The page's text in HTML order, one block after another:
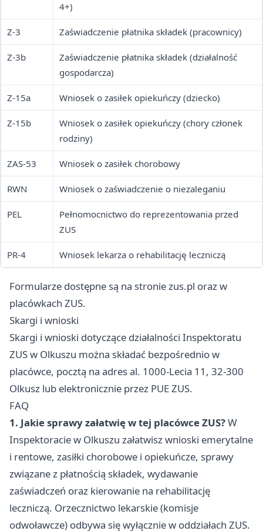
4+)
Z-3 Zaświadczenie płatnika składek (pracownicy)
Z-3b
Zaświadczenie płatnika składek (działalność
gospodarcza)
Z-15a Wniosek o zasiłek opiekuńczy (dziecko)
Z-15b
Wniosek o zasiłek opiekuńczy (chory członek
rodziny)
ZAS-53 Wniosek o zasiłek chorobowy
RWN Wniosek o zaświadczenie o niezaleganiu
PEL
Pełnomocnictwo do reprezentowania przed
ZUS
PR-4 Wniosek lekarza o rehabilitację leczniczą
Formularze dostępne są na stronie zus.pl oraz w
placówkach ZUS.
Skargi i wnioski
Skargi i wnioski dotyczące działalności Inspektoratu
ZUS w Olkuszu można składać bezpośrednio w
placówce, pocztą na adres al. 1000-Lecia 11, 32-300
Olkusz lub elektronicznie przez PUE ZUS.
FAQ
1. Jakie sprawy załatwię w tej placówce ZUS?W
Inspektoracie w Olkuszu załatwisz wnioski emerytalne
i rentowe, zasiłki chorobowe i opiekuńcze, sprawy
związane z płatnością składek, wydawanie
zaświadczeń oraz kierowanie na rehabilitację
leczniczą. Orzecznictwo lekarskie (komisje
odwoławcze) odbywa się wyłącznie w oddziałach ZUS.